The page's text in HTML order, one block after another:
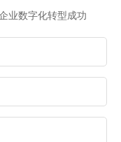
业数字化转型成功